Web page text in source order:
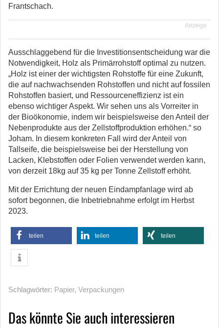
Frantschach.
Anzeige
Ausschlaggebend für die Investitionsentscheidung war die
Notwendigkeit, Holz als Primärrohstoff optimal zu nutzen.
„Holz ist einer der wichtigsten Rohstoffe für eine Zukunft,
die auf nachwachsenden Rohstoffen und nicht auf fossilen
Rohstoffen basiert, und Ressourceneffizienz ist ein
ebenso wichtiger Aspekt. Wir sehen uns als Vorreiter in
der Bioökonomie, indem wir beispielsweise den Anteil der
Nebenprodukte aus der Zellstoffproduktion erhöhen.“ so
Joham. In diesem konkreten Fall wird der Anteil von
Tallseife, die beispielsweise bei der Herstellung von
Lacken, Klebstoffen oder Folien verwendet werden kann,
von derzeit 18kg auf 35 kg per Tonne Zellstoff erhöht.
Mit der Errichtung der neuen Eindampfanlage wird ab
sofort begonnen, die Inbetriebnahme erfolgt im Herbst
2023.
teilen teilen teilen
Schlagwörter: Papier, Verpackungen
Das könnte Sie auch interessieren